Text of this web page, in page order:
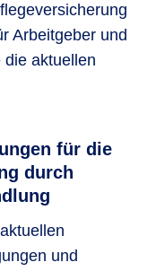
Arbeitgeber und
die aktuellen
für die
durch
und